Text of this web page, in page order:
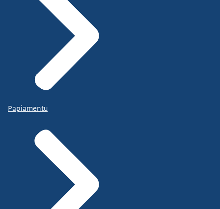
Papiamentu